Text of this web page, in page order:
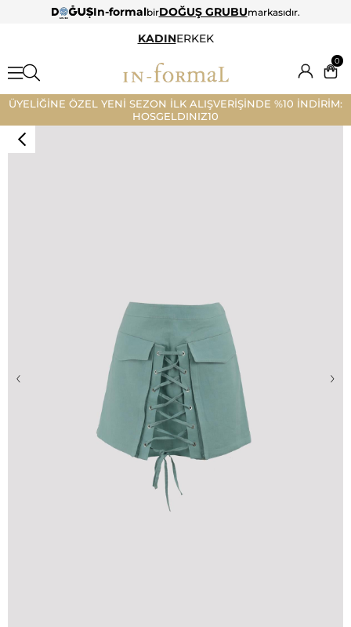
In-formalbirDOĞUŞ GRUBUmarkasıdır.
KADINERKEK
0
ÜYELİĞİNE ÖZEL YENİ SEZON İLK ALIŞVERİŞİNDE %10 İNDİRİM:
HOSGELDINIZ10
‹ ›